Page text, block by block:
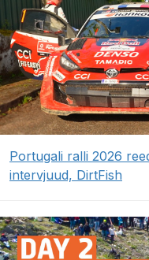
Portugali ralli 2026
intervjuud, DirtFish